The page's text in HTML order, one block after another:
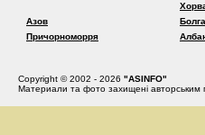
Азов
Причорноморря
Copyright © 2002 - 2026 "ASINFO"
Материали та фото захищені авторським